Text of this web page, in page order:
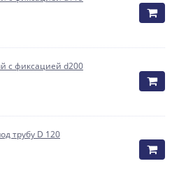
с фиксацией d200
трубу D 120